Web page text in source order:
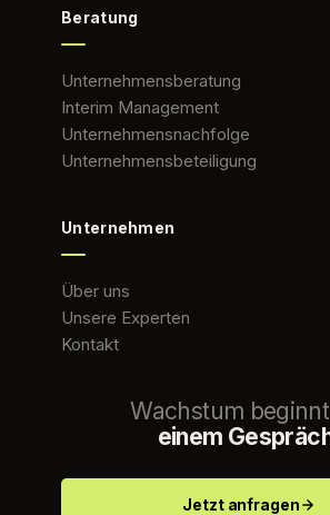
Beratung
Unternehmensberatung
Interim Management
Unternehmensnachfolge
Unternehmensbeteiligung
Unternehmen
Über uns
Unsere Experten
Kontakt
Wachstum
einem
Jetzt anfragen